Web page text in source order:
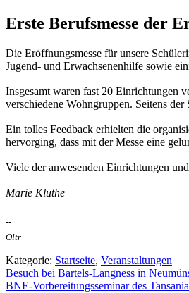
Erste Berufsmesse der
Die Eröffnungsmesse für unsere
Jugend- und Erwachsenenhilfe sowie
Insgesamt waren fast 20 Einrichtungen
verschiedene Wohngruppen. Seitens
Ein tolles Feedback erhielten die
hervorging, dass mit der Messe eine
Viele der anwesenden Einrichtungen
Marie Kluthe
--
Oltr
Kategorie: Startseite, Veranstaltungen
Besuch bei Bartels-Langness in
BNE-Vorbereitungsseminar des